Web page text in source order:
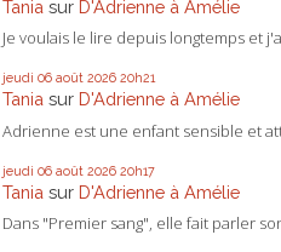
Tania sur D'Adrienne à Amélie
Je voulais le lire depuis longtemps et
jeudi 06 août 2026 20h21
Tania sur D'Adrienne à Amélie
Adrienne est une enfant sensible et
jeudi 06 août 2026 20h17
Tania sur D'Adrienne à Amélie
Dans "Premier sang", elle fait parler